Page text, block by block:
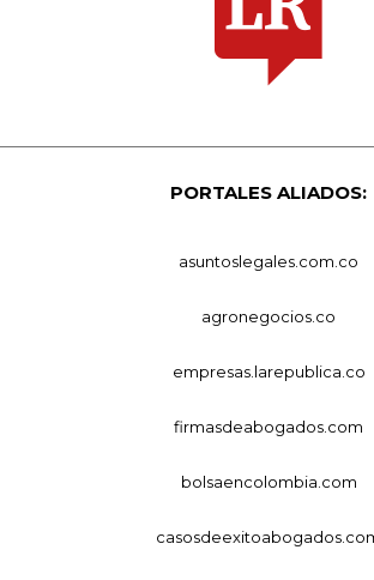
PORTALES ALIADOS:
asuntoslegales.com.co
agronegocios.co
empresas.larepublica.co
firmasdeabogados.com
bolsaencolombia.com